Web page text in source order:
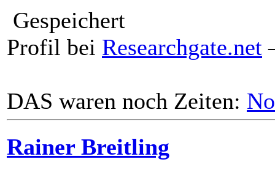
Gespeichert
Profil bei Researchgate.net
DAS waren noch Zeiten:
Rainer Breitling